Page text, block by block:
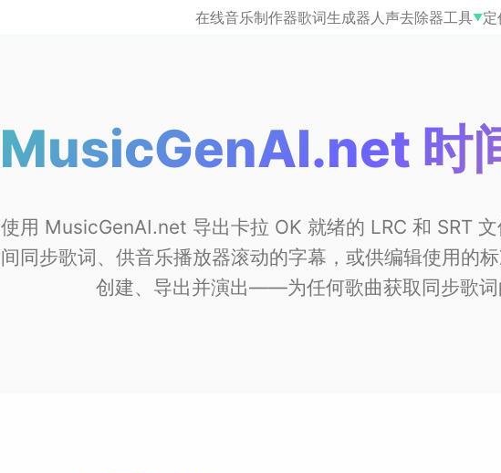
在线音乐制作器歌词生成器 人声去除器工具▼定
MusicGenAI.net 时
使用 MusicGenAI.net 导出卡拉 OK 就绪的 LRC 和 SRT
间同步歌词、供音乐播放器滚动的字幕，或供编辑使用的
创建、导出并演出——为任何歌曲获取同步歌词